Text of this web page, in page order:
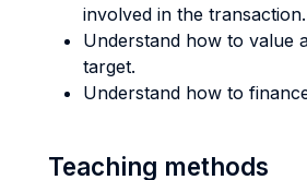
involved in the transaction.
Understand how to value
target.
Understand how to
Teaching methods